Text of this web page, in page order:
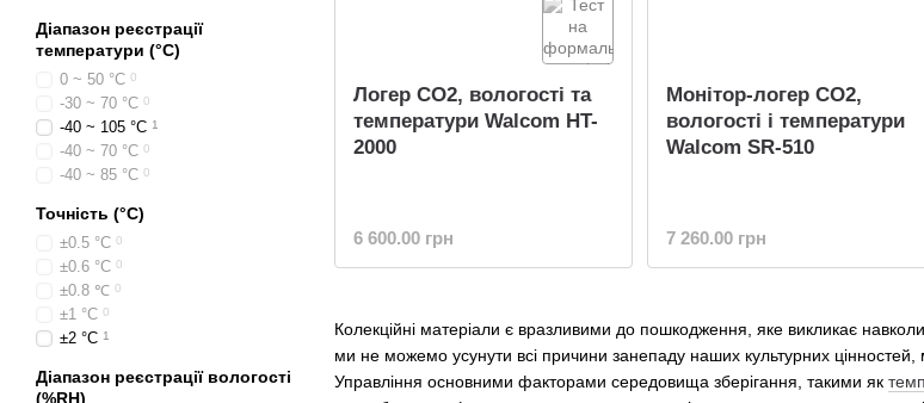
Колекційні матеріали є вразливими до пошкодження, яке викликає
ми не можемо усунути всі причини занепаду наших культурних
Управління основними факторами середовища зберігання, такими як
Логер CO2, вологості та
температури Walcom HT-
2000
6 600.00 грн
Монітор-логер CO2,
вологості і температури
Walcom SR-510
7 260.00 грн
Діапазон реєстрації
температури (°С)
0 ~ 50 °C 0
-30 ~ 70 °C 0
-40 ~ 105 °C 1
-40 ~ 70 °C 0
-40 ~ 85 °C 0
Точність (°С)
±0.5 °C 0
±0.6 °C 0
±0.8 ℃ 0
±1 °C 0
±2 °C 1
Діапазон реєстрації вологості
(%RH)